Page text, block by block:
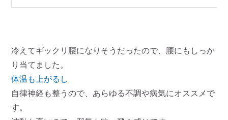
冷えてギックリ腰になりそうだったので、腰にもしっか
り当てました。
体温も上がるし
自律神経も整うので、あらゆる不調や病気にオススメで
す。